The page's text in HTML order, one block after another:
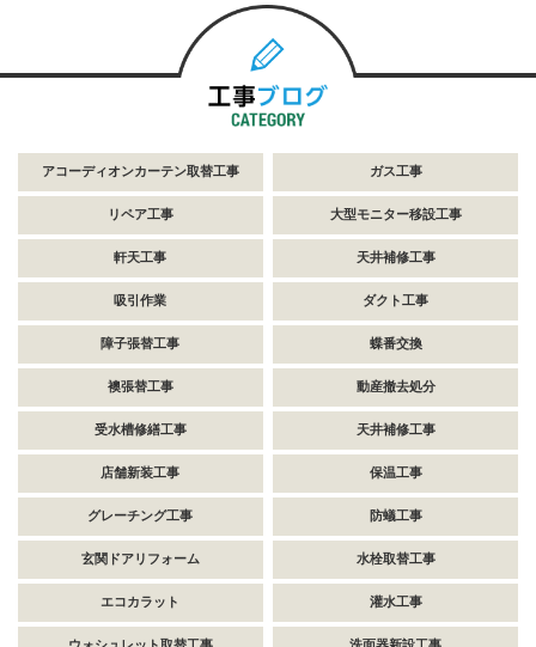
アコーディオンカーテン取替工事 ガス工事
リペア工事 大型モニター移設工事
軒天工事 天井補修工事
吸引作業 ダクト工事
障子張替工事 蝶番交換
襖張替工事 動産撤去処分
受水槽修繕工事 天井補修工事
店舗新装工事 保温工事
グレーチング工事 防蟻工事
玄関ドアリフォーム 水栓取替工事
エコカラット 灌水工事